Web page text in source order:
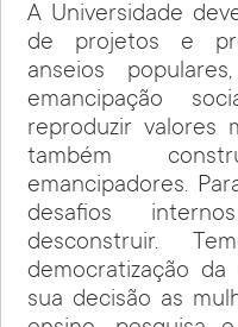
A Universidade
de projetos e
anseios
emancipação
reproduzir valores
também
emancipadores.
desafios
desconstruir.
democratização
sua decisão as